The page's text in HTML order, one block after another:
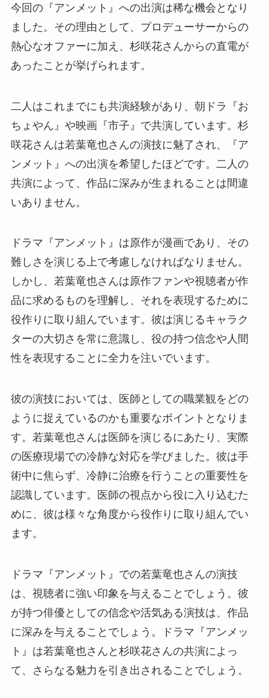
今回の『アンメット』への出演は稀な機会となり
ました。その理由として、プロデューサーからの
熱心なオファーに加え、杉咲花さんからの直電が
あったことが挙げられます。
二人はこれまでにも共演経験があり、朝ドラ『お
ちょやん』や映画『市子』で共演しています。杉
咲花さんは若葉竜也さんの演技に魅了され、『ア
ンメット』への出演を希望したほどです。二人の
共演によって、作品に深みが生まれることは間違
いありません。
ドラマ『アンメット』は原作が漫画であり、その
難しさを演じる上で考慮しなければなりません。
しかし、若葉竜也さんは原作ファンや視聴者が作
品に求めるものを理解し、それを表現するために
役作りに取り組んでいます。彼は演じるキャラク
ターの大切さを常に意識し、役の持つ信念や人間
性を表現することに全力を注いでいます。
彼の演技においては、医師としての職業観をどの
ように捉えているのかも重要なポイントとなりま
す。若葉竜也さんは医師を演じるにあたり、実際
の医療現場での冷静な対応を学びました。彼は手
術中に焦らず、冷静に治療を行うことの重要性を
認識しています。医師の視点から役に入り込むた
めに、彼は様々な角度から役作りに取り組んでい
ます。
ドラマ『アンメット』での若葉竜也さんの演技
は、視聴者に強い印象を与えることでしょう。彼
が持つ俳優としての信念や活気ある演技は、作品
に深みを与えることでしょう。ドラマ『アンメッ
ト』は若葉竜也さんと杉咲花さんの共演によっ
て、さらなる魅力を引き出されることでしょう。